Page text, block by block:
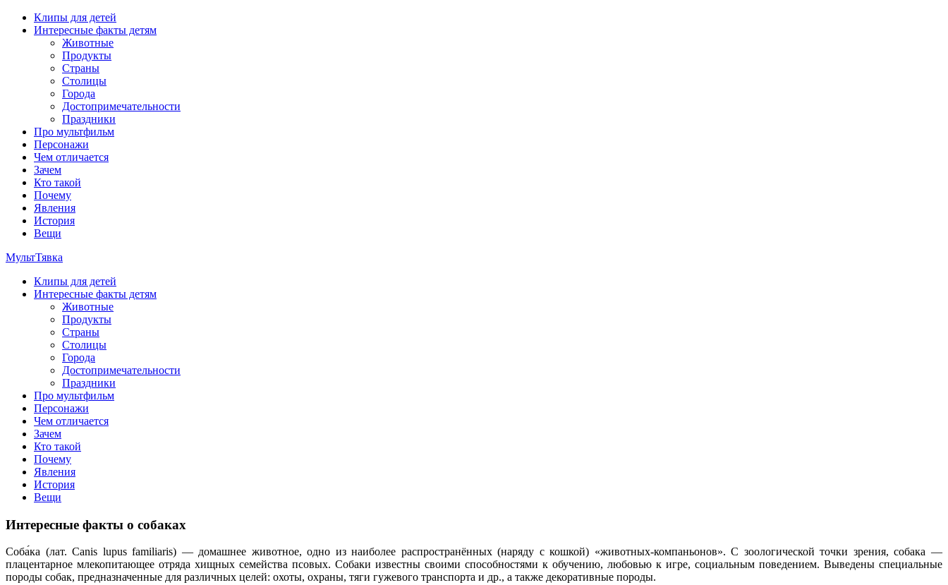
Перейти
содержимому
Клипы для детей
Интересные факты детям
Животные
Продукты
Страны
Столицы
Города
Достопримечательности
Праздники
Про мультфильм
Персонажи
Чем отличается
Зачем
Кто такой
Почему
Явления
История
Вещи
МультТявка
интересные факты про страны, столицы и города, клипы из мультфильмов, мульт-клипы, песни из мультиков, детские клипы, интересные факты о мультфильмах и про персонажей
мультфильмов
Клипы для детей
Интересные факты детям
Животные
Продукты
Страны
Столицы
Города
Достопримечательности
Праздники
Про мультфильм
Персонажи
Чем отличается
Зачем
Кто такой
Почему
Явления
История
Вещи
Интересные факты о собаках
Соба́ка (лат. Canis lupus familiaris) — домашнее животное, одно из наиболее распространённых (наряду с кошкой) «животных-компаньонов». С зоологической точки зрения, собака —
плацентарное млекопитающее отряда хищных семейства псовых. Собаки известны своими способностями к обучению, любовью к игре, социальным поведением. Выведены специальные
породы собак, предназначенные для различных целей: охоты, охраны, тяги гужевого транспорта и др., а также декоративные породы.